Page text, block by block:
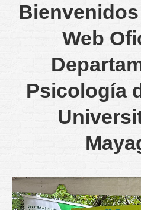
Web
Psicología